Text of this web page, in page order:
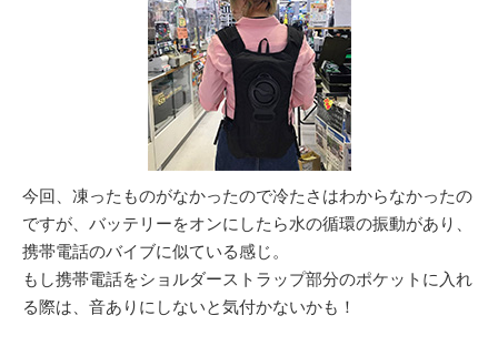
今回、凍ったものがなかったので冷たさはわからなかったの
ですが、バッテリーをオンにしたら水の循環の振動があり、
携帯電話のバイブに似ている感じ。
もし携帯電話をショルダーストラップ部分のポケットに入れ
る際は、音ありにしないと気付かないかも！